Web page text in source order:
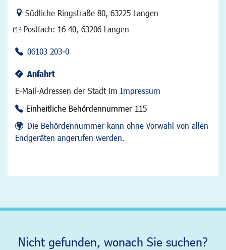
Link zur Google-Maps Navigation
Südliche Ringstraße 80, 63225 Langen
Postfach: 16 40, 63206 Langen
06103 203-0
Anfahrt
E-Mail-Adressen der Stadt im Impressum
Einheitliche Behördennummer 115
Die Behördennummer kann ohne Vorwahl von allen
Endgeräten angerufen werden.
Nicht gefunden, wonach Sie suchen?